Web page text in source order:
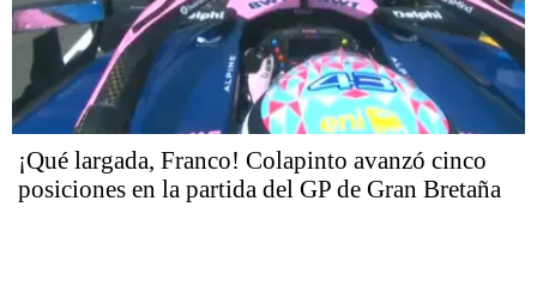
¡Qué largada, Franco! Colapinto avanzó cinco
posiciones en la partida del GP de Gran Bretaña